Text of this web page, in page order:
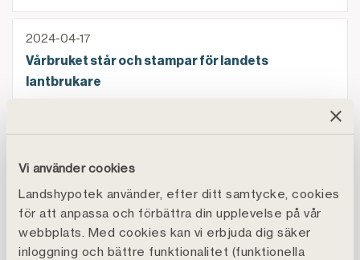
Vi använder cookies
Landshypotek använder, efter ditt samtycke, cookies
för att anpassa och förbättra din upplevelse på vår
webbplats. Med cookies kan vi erbjuda dig säker
inloggning och bättre funktionalitet (funktionella
2024-04-17
Vårbruket står och stampar för landets
lantbrukare
Nu kan vi erbjuda trygghetsförsäkring för
bolånekunder
Stabila snitträntor i mars
2024-04-12
Stabila snitträntor i mars